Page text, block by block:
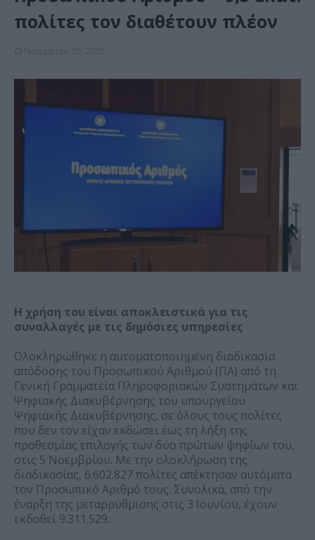
πολίτες τον διαθέτουν πλέον
Η χρήση του είναι αποκλειστικά για τις
συναλλαγές με τις δημόσιες υπηρεσίες
Ολοκληρώθηκε η αυτοματοποιημένη διαδικασία
απόδοσης του Προσωπικού Αριθμού (ΠΑ) από τη
Γενική Γραμματεία Πληροφοριακών Συστημάτων και
Ψηφιακής Διακυβέρνησης του υπουργείου
Ψηφιακής Διακυβέρνησης, σε όλους τους πολίτες
που δεν τον είχαν εκδώσει έως τη λήξη της
προθεσμίας επιλογής των δύο πρώτων ψηφίων του,
στις 5 Νοεμβρίου. Με την ολοκλήρωση της
διαδικασίας, 6.602.827 πολίτες απέκτησαν αυτόματα
τον Προσωπικό Αριθμό τους. Συνολικά, από την
έναρξη της μεταρρύθμισης στις 3 Ιουνίου, έχουν
εκδοθεί 9.311.529.